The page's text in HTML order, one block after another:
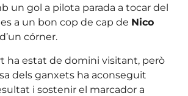
un gol a pilota parada a tocar del
a un bon cop de cap de Nico
córner.
ha estat de domini visitant, però
dels ganxets ha aconseguit
i sostenir el marcador a